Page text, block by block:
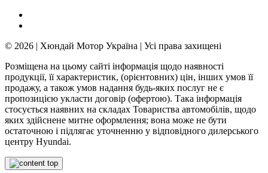
© 2026 | Хюндай Мотор Україна | Усі права захищені
Розміщена на цьому сайті інформація щодо наявності
продукції, її характеристик, (орієнтовних) цін, інших умов її
продажу, а також умов надання будь-яких послуг не є
пропозицією укласти договір (офертою). Така інформація
стосується наявних на складах Товариства автомобілів, щодо
яких здійснене митне оформлення; вона може не бути
остаточною і підлягає уточненню у відповідного дилерського
центру Hyundai.